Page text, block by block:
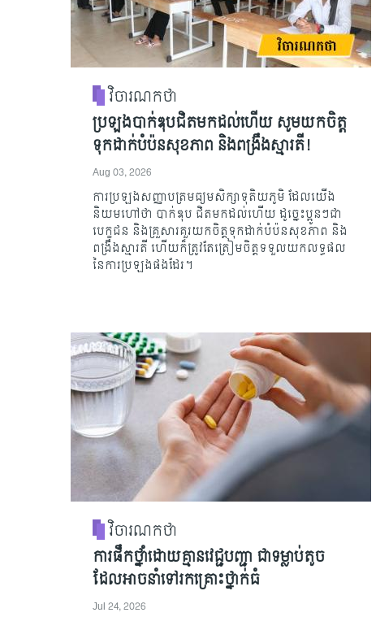
វិចារណកថា
ប្រឡងបាក់ឌុបជិតមកដល់ហើយ សូមយកចិត្ត
ទុកដាក់បំប៉នសុខភាព និងពង្រឹងស្មារតី!
Aug 03, 2026
ការប្រឡងសញ្ញាបត្រមធ្យមសិក្សាទុតិយភូមិ ដែលយើង
និយមហៅថា បាក់ឌុប ជិតមកដល់ហើយ ដូច្នេះប្អូនៗជា
បេក្ខជន និងគ្រួសារគួរយកចិត្តទុកដាក់បំប៉នសុខភាព និង
ពង្រឹងស្មារតី ហើយក៏ត្រូវតែត្រៀមចិត្តទទួលយកលទ្ធផល
នៃការប្រឡងផងដែរ។
វិចារណកថា
ការផឹកថ្នាំដោយគ្មានវេជ្ជបញ្ជា ជាទម្លាប់តូច
ដែលអាចនាំទៅរកគ្រោះថ្នាក់ធំ
Jul 24, 2026